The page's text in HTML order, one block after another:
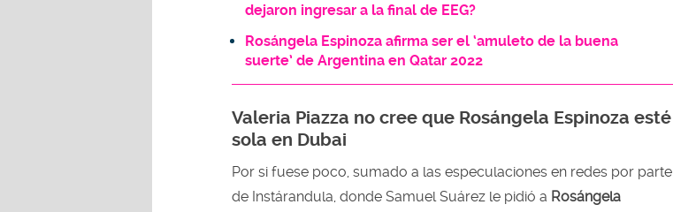
dejaron ingresar a la final de EEG?
Rosángela Espinoza afirma ser el ‘amuleto de la buena
suerte’ de Argentina en Qatar 2022
Valeria Piazza no cree que Rosángela Espinoza esté
sola en Dubai
Por si fuese poco, sumado a las especulaciones en redes por parte
de Instárandula, donde Samuel Suárez le pidió a Rosángela